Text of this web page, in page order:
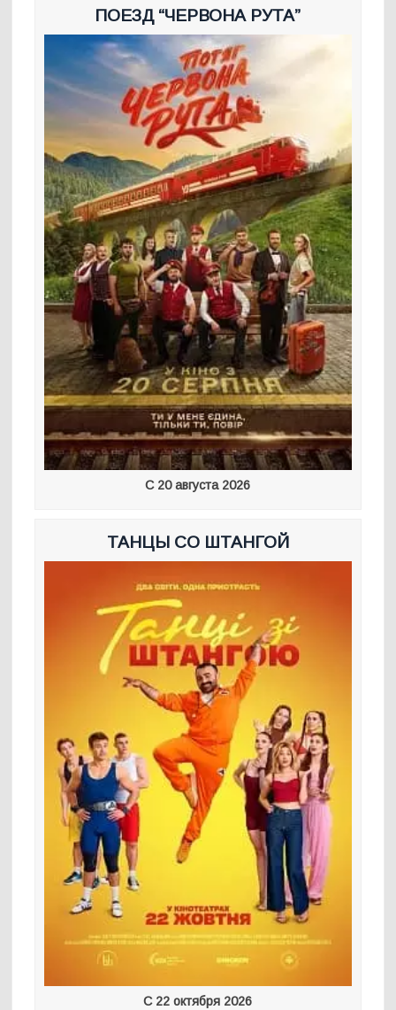
ПОЕЗД “ЧЕРВОНА РУТА”
С 20 августа 2026
ТАНЦЫ СО ШТАНГОЙ
С 22 октября 2026